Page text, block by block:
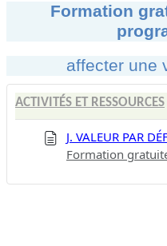
Formation
affecter une
ACTIVITÉS ET RESSOURCES
J. VALEUR PAR
Formation